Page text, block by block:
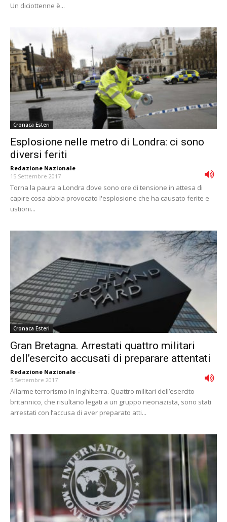
Un diciottenne è...
Cronaca Esteri
Esplosione nelle metro di Londra: ci sono
diversi feriti
Redazione Nazionale -
15 Settembre 2017
Torna la paura a Londra dove sono ore di tensione in attesa di
capire cosa abbia provocato l'esplosione che ha causato ferite e
ustioni...
Cronaca Esteri
Gran Bretagna. Arrestati quattro militari
dell’esercito accusati di preparare attentati
Redazione Nazionale -
5 Settembre 2017
Allarme terrorismo in Inghilterra. Quattro militari dell’esercito
britannico, che risultano legati a un gruppo neonazista, sono stati
arrestati con l’accusa di aver preparato atti...